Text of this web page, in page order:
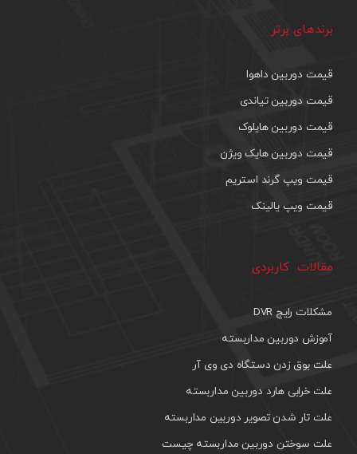
برندهای برتر
قیمت دوربین داهوا
قیمت دوربین تیاندی
قیمت دوربین هایلوک
قیمت دوربین هایک ویژن
قیمت ویپ گرند استریم
قیمت ویپ یالینک
مقالات کاربردی
مشکلات رایج DVR
آموزش دوربین مداربسته
علت بوق زدن دستگاه دی وی آر
علت خرابی هارد دوربین مداربسته
علت تار شدن تصویر دوربین مداربسته
علت سوختن دوربین مداربسته چیست